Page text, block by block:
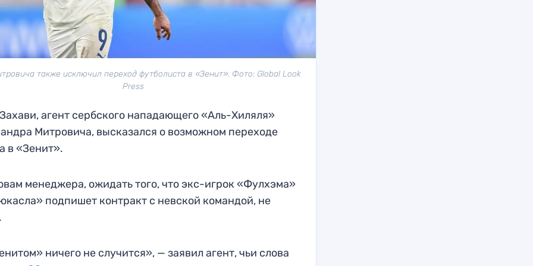
также исключил переход футболиста в «Зенит». Фото: Global Look
Press
агент сербского нападающего «Аль-Хиляля»
Митровича, высказался о возможном переходе
в «Зенит».
менеджера, ожидать того, что экс-игрок «Фулхэма»
подпишет контракт с невской командой, не
ничего не случится», — заявил агент, чьи слова